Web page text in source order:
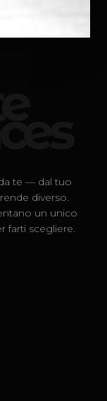
te — dal tuo
diverso.
un unico
farti scegliere.